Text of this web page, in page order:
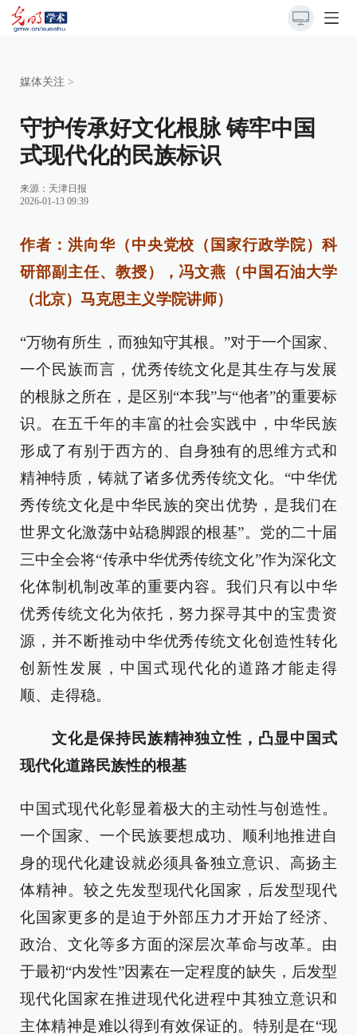
媒体关注 >
守护传承好文化根脉 铸牢中国
式现代化的民族标识
来源： 天津日报
2026-01-13 09:39
作者：洪向华（中央党校（国家行政学院）科
研部副主任、教授），冯文燕（中国石油大学
（北京）马克思主义学院讲师）
“万物有所生，而独知守其根。”对于一个国家、
一个民族而言，优秀传统文化是其生存与发展
的根脉之所在，是区别“本我”与“他者”的重要标
识。在五千年的丰富的社会实践中，中华民族
形成了有别于西方的、自身独有的思维方式和
精神特质，铸就了诸多优秀传统文化。“中华优
秀传统文化是中华民族的突出优势，是我们在
世界文化激荡中站稳脚跟的根基”。党的二十届
三中全会将“传承中华优秀传统文化”作为深化文
化体制机制改革的重要内容。我们只有以中华
优秀传统文化为依托，努力探寻其中的宝贵资
源，并不断推动中华优秀传统文化创造性转化
创新性发展，中国式现代化的道路才能走得
顺、走得稳。
文化是保持民族精神独立性，凸显中国式
现代化道路民族性的根基
中国式现代化彰显着极大的主动性与创造性。
一个国家、一个民族要想成功、顺利地推进自
身的现代化建设就必须具备独立意识、高扬主
体精神。较之先发型现代化国家，后发型现代
化国家更多的是迫于外部压力才开始了经济、
政治、文化等多方面的深层次革命与改革。由
于最初“内发性”因素在一定程度的缺失，后发型
现代化国家在推进现代化进程中其独立意识和
主体精神是难以得到有效保证的。特别是在“现